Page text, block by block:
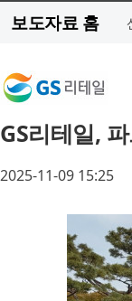
보도자료 홈
GS리테일,
2025-11-09 15:25